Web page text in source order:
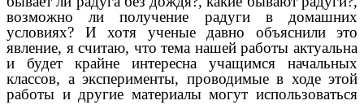
возможно ли получение радуги в домашних
условиях? И хотя ученые давно объяснили это
явление, я считаю, что тема нашей работы актуальна
и будет крайне интересна учащимся начальных
классов, а эксперименты, проводимые в ходе этой
работы и другие материалы могут использоваться